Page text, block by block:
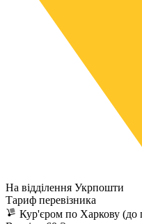
На відділення Укрпошти
Тариф перевізника
Кур'єром по Харкову (до